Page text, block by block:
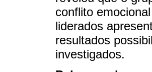
conflito
liderados
resultados
investigados.